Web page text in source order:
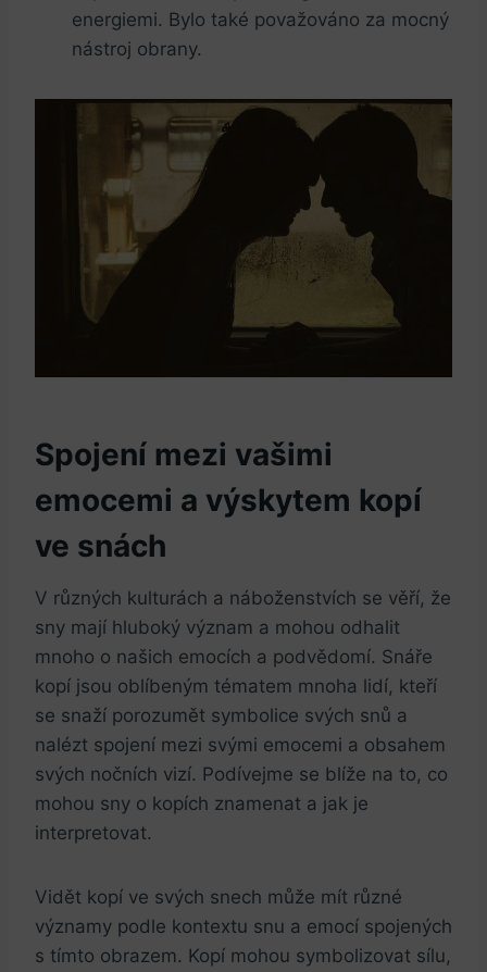
energiemi. Bylo také považováno za mocný
nástroj obrany.
Spojení mezi vašimi
emocemi a výskytem kopí
ve snách
V různých kulturách a náboženstvích se věří, že
sny mají hluboký význam a mohou odhalit
mnoho o našich emocích a podvědomí. Snáře
kopí jsou oblíbeným tématem mnoha lidí, kteří
se snaží porozumět symbolice svých snů a
nalézt spojení mezi svými emocemi a obsahem
svých nočních vizí. Podívejme se blíže na to, co
mohou sny o kopích znamenat a jak je
interpretovat.
Vidět kopí ve svých snech může mít různé
významy podle kontextu snu a emocí spojených
s tímto obrazem. Kopí mohou symbolizovat sílu,